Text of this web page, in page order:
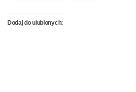
Dodaj do ulubionych: